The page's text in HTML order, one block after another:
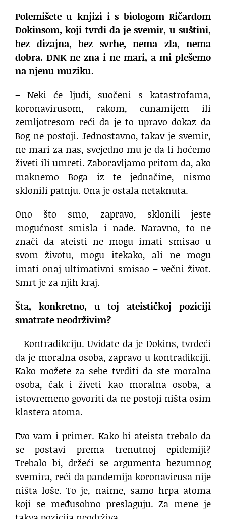
Polemišete u knjizi i s biologom Ričardom
Dokinsom, koji tvrdi da je svemir, u suštini,
bez dizajna, bez svrhe, nema zla, nema
dobra. DNK ne zna i ne mari, a mi plešemo
na njenu muziku.
– Neki će ljudi, suočeni s katastrofama,
koronavirusom, rakom, cunamijem ili
zemljotresom reći da je to upravo dokaz da
Bog ne postoji. Jednostavno, takav je svemir,
ne mari za nas, svejedno mu je da li hoćemo
živeti ili umreti. Zaboravljamo pritom da, ako
maknemo Boga iz te jednačine, nismo
sklonili patnju. Ona je ostala netaknuta.
Ono što smo, zapravo, sklonili jeste
mogućnost smisla i nade. Naravno, to ne
znači da ateisti ne mogu imati smisao u
svom životu, mogu itekako, ali ne mogu
imati onaj ultimativni smisao – večni život.
Smrt je za njih kraj.
Šta, konkretno, u toj ateističkoj poziciji
smatrate neodrživim?
– Kontradikciju. Uviđate da je Dokins, tvrdeći
da je moralna osoba, zapravo u kontradikciji.
Kako možete za sebe tvrditi da ste moralna
osoba, čak i živeti kao moralna osoba, a
istovremeno govoriti da ne postoji ništa osim
klastera atoma.
Evo vam i primer. Kako bi ateista trebalo da
se postavi prema trenutnoj epidemiji?
Trebalo bi, držeći se argumenta bezumnog
svemira, reći da pandemija koronavirusa nije
ništa loše. To je, naime, samo hrpa atoma
koji se međusobno preslaguju. Za mene je